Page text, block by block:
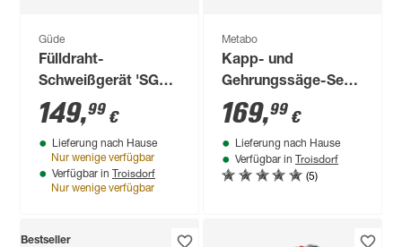
Güde
Fülldraht-
Schweißgerät 'SG
121 A-SYN' 230 V
50-120 A
149,99 €
Lieferung nach Hause
Nur wenige verfügbar
Verfügbar in Troisdorf
Nur wenige verfügbar
Metabo
Kapp- und
Gehrungssäge-Set
'KGS 216 M' 1200 W
169,99 €
Lieferung nach Hause
Verfügbar in Troisdorf
(5)
Bestseller